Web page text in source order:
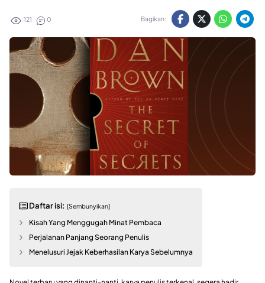
121 0 Bagikan:
Daftar isi: [Sembunyikan]
Kisah Yang Menggugah Minat Pembaca
Perjalanan Panjang Seorang Penulis
Menelusuri Jejak Keberhasilan Karya Sebelumnya